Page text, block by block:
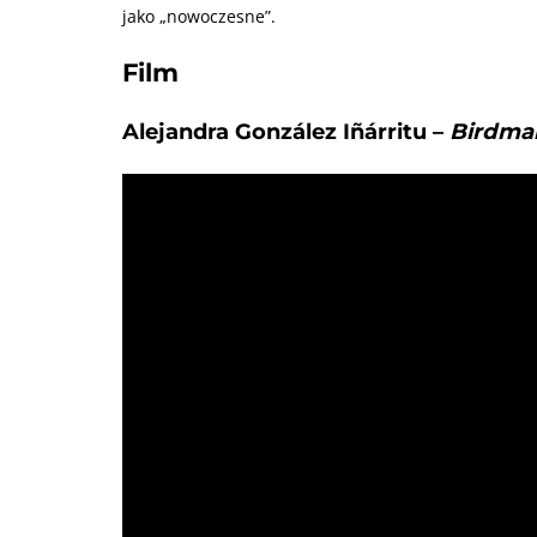
jako „nowoczesne”.
Film
Alejandra González Iñárritu –